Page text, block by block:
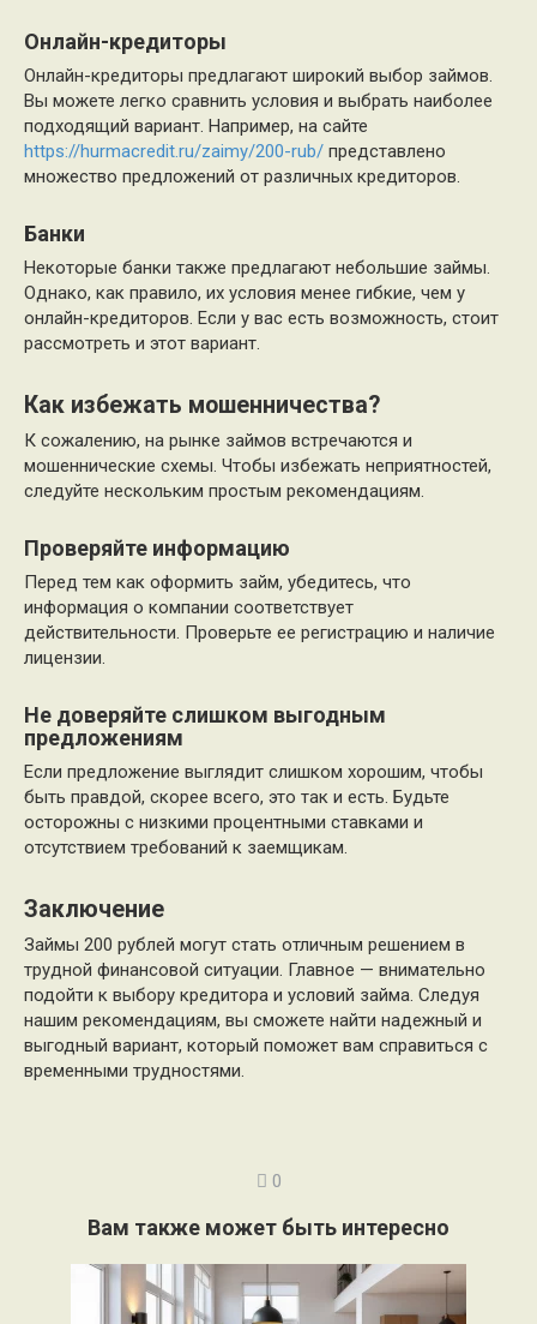
Онлайн-кредиторы
Онлайн-кредиторы предлагают широкий выбор займов.
Вы можете легко сравнить условия и выбрать наиболее
подходящий вариант. Например, на сайте
https://hurmacredit.ru/zaimy/200-rub/ представлено
множество предложений от различных кредиторов.
Банки
Некоторые банки также предлагают небольшие займы.
Однако, как правило, их условия менее гибкие, чем у
онлайн-кредиторов. Если у вас есть возможность, стоит
рассмотреть и этот вариант.
Как избежать мошенничества?
К сожалению, на рынке займов встречаются и
мошеннические схемы. Чтобы избежать неприятностей,
следуйте нескольким простым рекомендациям.
Проверяйте информацию
Перед тем как оформить займ, убедитесь, что
информация о компании соответствует
действительности. Проверьте ее регистрацию и наличие
лицензии.
Не доверяйте слишком выгодным
предложениям
Если предложение выглядит слишком хорошим, чтобы
быть правдой, скорее всего, это так и есть. Будьте
осторожны с низкими процентными ставками и
отсутствием требований к заемщикам.
Заключение
Займы 200 рублей могут стать отличным решением в
трудной финансовой ситуации. Главное — внимательно
подойти к выбору кредитора и условий займа. Следуя
нашим рекомендациям, вы сможете найти надежный и
выгодный вариант, который поможет вам справиться с
временными трудностями.
0
Вам также может быть интересно